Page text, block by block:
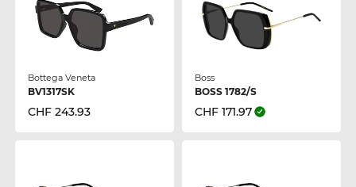
Bottega Veneta
BV1317SK
CHF 243.93
Boss
BOSS 1782/S
CHF 171.97